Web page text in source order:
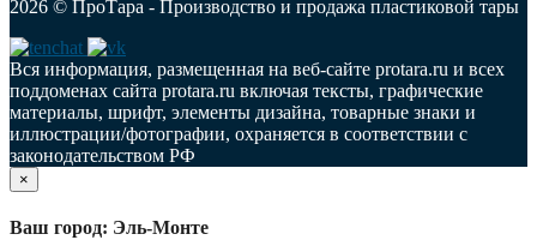
2026 © ПроТара - Производство и продажа пластиковой тары
Вся информация, размещенная на веб-сайте protara.ru и всех
поддоменах сайта protara.ru включая тексты, графические
материалы, шрифт, элементы дизайна, товарные знаки и
иллюстрации/фотографии, охраняется в соответствии с
законодательством РФ
×
Ваш город: Эль-Монте